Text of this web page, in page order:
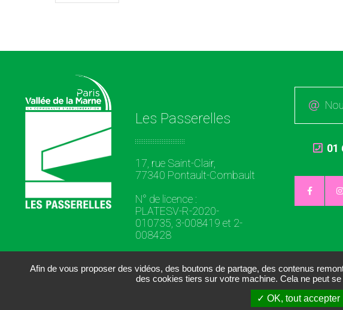
Afin de vous proposer des vidéos, des boutons de partage, des contenus
des cookies tiers sur votre machine. Cela ne peut
OK, tout accepter
Les Passerelles
17, rue Saint-Clair,
77340 Pontault-Combault
N° de licence :
PLATESV-R-2020-
010735, 3-008419 et 2-
008428
01